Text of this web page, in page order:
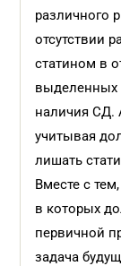
различного
отсутствии
статином в
выделенных
наличия СД.
учитывая
лишать
Вместе с
в которых
первичной
задача